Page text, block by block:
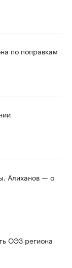
по поправкам
Алиханов — о
ОЭЗ региона